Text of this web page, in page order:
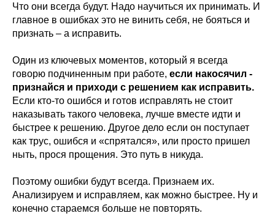
Что они всегда будут. Надо научиться их принимать. И
главное в ошибках это не винить себя, не бояться и
признать – а исправить.
Один из ключевых моментов, который я всегда
говорю подчиненным при работе, если накосячил -
признайся и приходи с решением как исправить.
Если кто-то ошибся и готов исправлять не стоит
наказывать такого человека, лучше вместе идти и
быстрее к решению. Другое дело если он поступает
как трус, ошибся и «спрятался», или просто пришел
ныть, прося прощения. Это путь в никуда.
Поэтому ошибки будут всегда. Признаем их.
Анализируем и исправляем, как можно быстрее. Ну и
конечно стараемся больше не повторять.